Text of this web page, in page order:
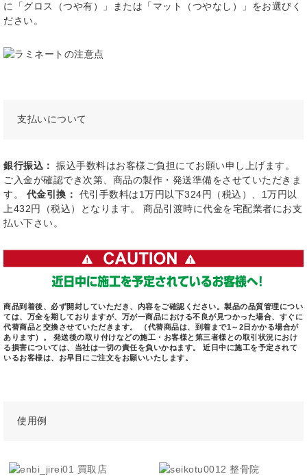
に「グロス（つや有）」または「マット（つやなし）」をお選びく
ださい。
支払いについて
銀行振込：
振込手数料はお客様ご負担にてお願い申し上げます。
ご入金が確認でき次第、商品の製作・発送準備をさせていただきま
す。 代金引換：
代引手数料は1万円以下324円（税込）、1万円以
上432円（税込）となります。 商品引渡時に代金を宅配業者にお支
払い下さい。
商品到着後、必ず開封していただき、内容をご確認ください。製品の品質管理につい
ては、万全を期しておりますが、万が一商品における不良が見つかった場合、すぐに
代替商品と交換させていただきます。 （代替商品は、到着まで1～2日かかる場合が
あります）。 発送後の取り付けなどの施工・お客様と第三者様との取引状況におけ
る損害については、当社は一切の責任を負いかねます。 近日中に施工を予定されて
いるお客様は、お早目にご注文をお願いいたします。
使用例
買取店
整骨院